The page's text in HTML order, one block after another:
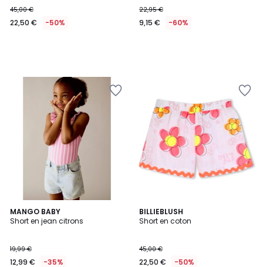
45,00 €
22,50 € -50%
22,95 €
9,15 € -60%
MANGO BABY
Short en jean citrons
19,99 €
12,99 € -35%
BILLIEBLUSH
Short en coton
45,00 €
22,50 € -50%